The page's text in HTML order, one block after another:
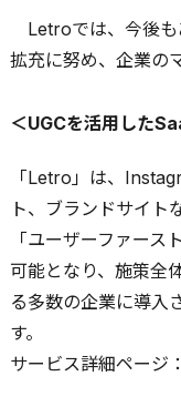
Letroでは、今後も
拡充に努め、企業の
＜UGCを活用した
「Letro」は、
ト、ブランドサイト
「ユーザーファー
可能となり、施策全
る多数の企業に導入
す。
サービス詳細ページ：